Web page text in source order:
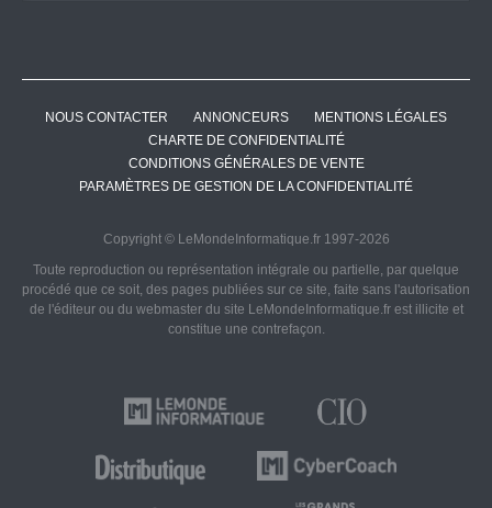
NOUS CONTACTER ANNONCEURS
MENTIONS LÉGALES
CHARTE DE CONFIDENTIALITÉ
CONDITIONS GÉNÉRALES DE VENTE
PARAMÈTRES DE GESTION DE LA CONFIDENTIALITÉ
Copyright © LeMondeInformatique.fr 1997-2026
Toute reproduction ou représentation intégrale ou partielle, par quelque
procédé que ce soit, des pages publiées sur ce site, faite sans l'autorisation
de l'éditeur ou du webmaster du site LeMondeInformatique.fr est illicite et
constitue une contrefaçon.